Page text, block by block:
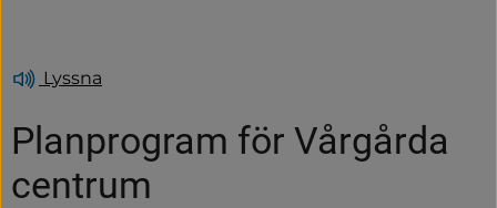
Lyssna
Planprogram för Vårgårda
centrum